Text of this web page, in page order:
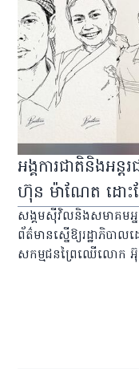
អង្គការជាតិនិងអន្
ហ៊ុន ម៉ាណែត ដោះល
សង្គមស៊ីវិលនិងសមាគមអ្
ព័ត៌មានស្នើឱ្យរដ្ឋាភិបាល
សកម្មជនព្រៃឈើលោក